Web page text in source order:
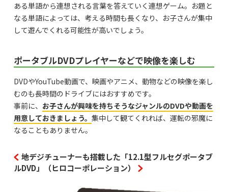
ある単語から連想される言葉を答えていく連想ゲーム。お題と
なる単語によっては、考える時間も長くなり、お子さんが集中
して遊んでくれる可能性が高いでしょう。
ポータブルDVDプレイヤーなどで映像を楽しむ
DVDやYouTube動画で、映画やアニメ、動物などの映像を楽し
むのも長時間のドライブにはおすすめです。
事前に、 お子さんが興味を持ちそうなジャンルのDVDや動画を
用意しておきましょう。 集中して観てくれれば、運転の邪魔に
なることもありません。
地デジチューナーも搭載した「12.1型フルセグポータブ
ルDVD」（ヒロコーポレーション）